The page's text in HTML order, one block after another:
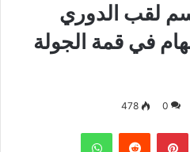
لقب الدوري
في قمة الجولة
0
478
بينتيريست واتساب